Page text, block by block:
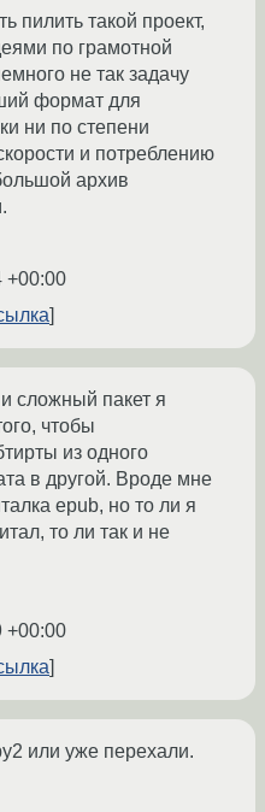
пилить такой проект,
по грамотной
не так задачу
формат для
ни по степени
и потреблению
архив
+00:00
сложный пакет я
чтобы
из одного
в другой. Вроде мне
epub, но то ли я
то ли так и не
+00:00
или уже перехали.